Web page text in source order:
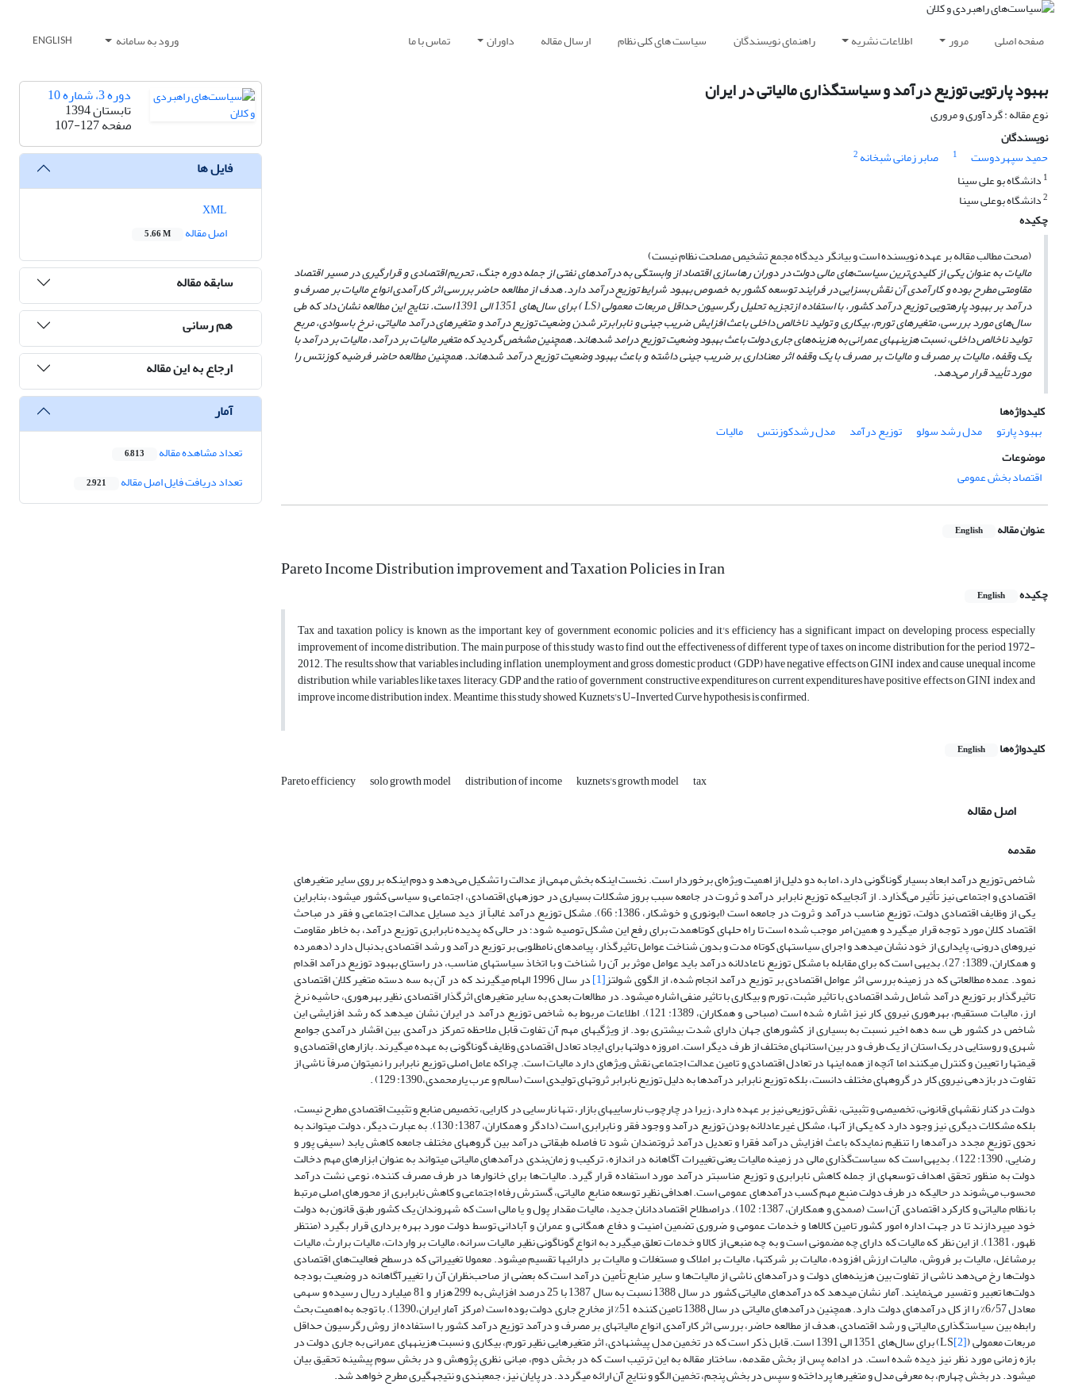
صفحه اصلی مرور اطلاعات نشریه راهنمای نویسندگان سیاست های کلی نظام ارسال مقاله داوران تماس با ما ورود به سامانه ENGLISH
بهبود پارتویی توزیع درآمد و سیاست‏گذاری مالیاتی در ایران
نوع مقاله : گردآوری و مروری
نویسندگان
حمید سپهردوست
1 صابر زمانی شبخانه 2
1 دانشگاه بو علی سینا
2دانشگاه بوعلی سینا
چکیده
(صحت مطالب مقاله بر عهده نویسنده است و بیانگر دیدگاه مجمع تشخیص مصلحت نظام نیست)
مالیات به عنوان یکی از کلیدی‌ترین سیاست‌های مالی دولت در دوران رهاسازی اقتصاد از وابستگی به درآمدهای نفتی از جمله دوره جنگ، تحریم اقتصادی و قرار‏گیری در مسیر اقتصاد
مقاومتی مطرح بوده و کارآمدی آن نقش بسزایی در فرایند توسعه کشور بهخصوصبهبود شرایط توزیع درآمد دارد. هدف از مطالعه حاضر بررسی اثر کارآمدی انواع مالیات‏ بر مصرف و
درآمد بر بهبود پاره‏تویی توزیع درآمد کشور، با استفاده ازتجزیه تحلیل رگرسیون حداقل مربعات معمولی (LS ) برای سال‌های 1351 الی 1391 است. نتایج این مطالعه نشان داد که طی
سال‌های مورد بررسی، متغیرهای تورم، بیکاری و تولید ناخالص داخلی باعث افزایش ضریب جینی و نابرابرتر شدن وضعیت توزیع درآمد و متغیرهای درآمد مالیاتی، نرخ باسوادی، مربع
تولید ناخالص داخلی، نسبت هزینه‏های عمرانی به هزینه‌های جاری دولت باعث بهبود وضعیت توزیع درامد شده‏اند. همچنین مشخص گردید که متغیر مالیات بر درآمد، مالیات بر درآمد با
یک وقفه، مالیات بر مصرف و مالیات بر مصرف با یک وقفه اثر معناداری بر ضریب جینی داشته و باعث بهبود وضعیت توزیع درآمد شده‏اند. همچنین مطالعه حاضر فرضیه کوزنتس را
مورد تأیید قرار می‌دهد.
کلیدواژه‌ها
بهبود پارتو
مدل رشد سولو توزیع درآمد مدل رشدکوزنتس
مالیات
موضوعات
اقتصاد بخش عمومی
عنوان مقاله English
Pareto Income Distribution improvement and Taxation Policies in Iran
چکیده English
Tax and taxation policy is known as the important key of government economic policies and it's efficiency has a significant impact on developing process, especially
improvement of income distribution. The main purpose of this study was to find out the effectiveness of different type of taxes on income distribution for the period 1972-
2012. The results show that variables including inflation, unemployment and gross domestic product (GDP) have negative effects on GINI index and cause unequal income
distribution, while variables like taxes, literacy, GDP and the ratio of government constructive expenditures on current expenditures have positive effects on GINI index and
improve income distribution index. Meantime, this study showed, Kuznets's U-Inverted Curve hypothesis is confirmed.
کلیدواژه‌ها English
Pareto efficiency solo growth model distribution of income kuznets's growth model tax
اصل مقاله
مقدمه
شاخص توزیع درآمد ابعاد بسیار گوناگونی دارد، اما به دو دلیل از اهمیت ویژه‌‌ای برخوردار است. نخست اینکه بخش مهمی از عدالت را تشکیل می‌دهد و دوم اینکه بر روی سایر متغیرهای
اقتصادی و اجتماعی نیز تأثیر می‌گذارد. از آنجایی‏که توزیع نابرابر درآمد و ثروت در جامعه سبب بروز مشکلات بسیاری در حوزه­های اقتصادی، اجتماعی و سیاسی کشور می‏شود، بنابراین
یکی از وظایف اقتصادی دولت، توزیع مناسب درآمد و ثروت در جامعه است (ابونوری و خوشکار، 1386: 66). مشکل توزیع درآمد غالباً از دید مسایل عدالت اجتماعی و فقر در مباحث
اقتصاد کلان مورد توجه قرار می‏گیرد و همین امر موجب شده است تا راه حل‏های کوتاه­مدت برای رفع این مشکل توصیه شود؛ در حالی که پدیده نابرابری توزیع درآمد، به خاطر مقاومت
نیروهای درونی، پایداری از خود نشان می­دهد و اجرای سیاست­های کوتاه مدت و بدون شناخت عوامل تاثیرگذار، پیامدهای نامطلوبی بر توزیع درآمد و رشد اقتصادی بدنبال دارد (دهمرده
و همکاران، 1389: 27). بدیهی‏ است که برای مقابله با مشکل توزیع نا­عادلانه درآمد باید عوامل موثر بر آن را شناخت و با اتخاذ سیاست­های مناسب، در راستای بهبود توزیع درآمد اقدام
نمود. عمده مطالعاتی که در زمینه بررسی اثر عوامل اقتصادی بر توزیع درآمد انجام شده، از الگوی شولتز[1] در سال 1996 الهام می‏گیرند که در آن به سه دسته متغیر کلان اقتصادی
تاثیرگذار بر توزیع درآمد شامل رشد اقتصادی با تاثیر مثبت، تورم و بیکاری با تاثیر منفی اشاره می‏شود. در مطالعات بعدی به سایر متغیرهای اثرگذار اقتصادی نظیر بهره‏وری، حاشیه نرخ
ارز، مالیات مستقیم، بهره­وری نیروی کار نیز اشاره شده است (صباحی و همکاران، 1389: 121). اطلاعات مربوط به شاخص توزیع درآمد در ایران نشان می‏دهد که رشد افزایشی این
شاخص در کشور طی سه دهه اخیر نسبت به بسیاری از کشورهای جهان دارای شدت بیشتری بود. از ویژگیهای مهم آن تفاوت قابل ملاحظه تمرکز درآمدی بین اقشار درآمدی جوامع
شهری و روستایی در یک استان از یک طرف و در بین استان‏های مختلف از طرف دیگر است. امروزه دولتها براى ایجاد تعادل اقتصادى وظایف گوناگونى به عهده مى‏گیرند. بازارهاى اقتصادى و
قیمت‏ها را تعیین و کنترل مى‏کنند اما آنچه از همه اینها در تعادل اقتصادى و تامین عدالت اجتماعى نقش ویژه‏اى دارد مالیات است. چراکه عامل اصلی توزیع نابرابر را نمی­توان صرفاً ناشی از
تفاوت در بازدهی نیروی کار در گروه‏های مختلف دانست، بلکه توزیع نابرابر درآمدها به دلیل توزیع نابرابر ثروت‏های تولیدی است (سالم و عرب یارمحمدی،1390: 129) .
دولت در کنار نقش‏های قانونی، تخصیصی و تثبیتی، نقش توزیعی نیز بر عهده دارد، زیرا در چارچوب نارسایی‏های بازار، تنها نارسایی در کارایی، تخصیص منابع و تثبیت اقتصادی مطرح نیست،
بلکه مشکلات دیگری نیز وجود دارد که یکی از آن‏ها، مشکل غیرعادلانه بودن توزیع درآمد و وجود فقر و نابرابری است (دادگر و همکاران، 1387: 130). به عبارت دیگر، دولت می­تواند به
نحوی توزیع مجدد درآمدها را تنظیم نمایدکه باعث افزایش درآمد فقرا و تعدیل درآمد ثروتمندان شود تا فاصله طبقاتی درآمد بین گروه­های مختلف جامعه کاهش یابد (سیفی پور و
رضایی، 1390: 122). بدیهی است که سیاست‌گذاری مالی در زمینه مالیات یعنی تغییرات آگاهانه در اندازه، ترکیب و زمان‌بندی درآمدهای مالیاتی می‏تواند به عنوان ابزارهای مهم دخالت
دولت به منظور تحقق اهداف توسعه‏ای از جمله کاهش نابرابری و توزیع مناسبتر درآمد مورد استفاده قرار ‏گیرد. مالیات‌ها برای خانوارها در طرف مصرف کننده، نوعی نشت درآمد
محسوب می‌شوند در حالی‏که در طرف دولت منبع مهم کسب درآمدهای عمومی است. اهدافی نظیر توسعه منابع مالیاتی، گسترش رفاه اجتماعی و کاهش نابرابری از محورهای اصلی مرتبط
با نظام مالیاتی و کارکرد اقتصادی آن است (صمدی و همکاران، 1387: 102). دراصطلاح اقتصاددانان جدید، مالیات مقدار پول و یا مالى است که شهروندان یک کشور طبق قانون به دولت
خود مى‏پردازند تا در جهت اداره امور کشور تامین کالاها و خدمات عمومى و ضرورى تضمین امنیت و دفاع همگانى و عمران و آبادانى توسط دولت مورد بهره بردارى قرار بگیرد (منتظر
ظهور، 1381). از این نظر که مالیات که داراى چه مضمونى است و به چه منبعی از کالا و خدمات تعلق می‏گیرد به انواع گوناگونى نظیر مالیات سرانه، مالیات بر واردات، مالیات برارث، مالیات
برمشاغل، مالیات بر فروش، مالیات ارزش افزوده، مالیات بر شرکت‏ها، مالیات بر املاک و مستغلات و مالیات بر دارائى‏ها تقسیم مى‏شود. معمولا تغییراتی که درسطح فعالیت‌های اقتصادی
دولت‌ها رخ می‌دهد ناشی از تفاوت بین هزینه‌های دولت و درآمدهای ناشی از مالیات‌ها و سایر منابع تأمین درآمد است که بعضی از صاحب‌نظران آن را تغییرآگاهانه در وضعیت بودجه
دولت‌ها تعبیر و تفسیر می‌نمایند. آمار نشان می‏دهد که درآمدهای مالیاتی کشور در سال 1388 نسبت به سال 1387 با 25 درصد افزایش به 299 هزار و 81 میلیارد ریال رسیده و سهمی
معادل 6/57% را از کل درآمدهای دولت دارد. همچنین درآمدهای مالیاتی در سال 1388 تامین کننده 51% از مخارج جاری دولت بوده است (مرکز آمار ایران،1390). با توجه به اهمیت بحث
رابطه بین سیاست‏گذاری مالیاتی و رشد اقتصادی، هدف از مطالعه حاضر، بررسی اثر کارآمدی انواع مالیات‏های بر مصرف و درآمد توزیع درآمد کشور با استفاده از روش رگرسیون حداقل
مربعات معمولی (LS[2] ) برای سال‌های 1351 الی 1391 است. قابل ذکر است که در تخمین مدل پیشنهادی، اثر متغیرهایی نظیر تورم، بیکاری و نسبت هزینه­های عمرانی به جاری دولت در
بازه زمانی مورد نظر نیز دیده شده است. در ادامه پس از بخش مقدمه، ساختار مقاله به این ترتیب است که در بخش دوم، مبانی نظری پژوهش و در بخش سوم پیشینه تحقیق بیان
می‏شود. در بخش چهارم، به معرفی مدل­ و متغیرها پرداخته و سپس در بخش پنجم، تخمین الگو و نتایج آن ارائه می‏گردد. در پایان نیز، جمع‏بندی و نتیجه‏گیری مطرح خواهد شد.
دوره 3، شماره 10
تابستان 1394
صفحه107-127
فایل ها
اصل مقاله
5.66 M
سابقه مقاله
هم رسانی
ارجاع به این مقاله
آمار
تعداد مشاهده مقاله 6,813
تعداد دریافت فایل اصل مقاله 2,921